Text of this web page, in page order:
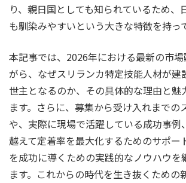
り、親日国としても知られているため、
も馴染みやすいという大きな特徴を持っ
本記事では、2026年における最新の市
がら、なぜスリランカ特定技能人材が建
世主となるのか、その具体的な理由と魅
ます。さらに、募集から受け入れまでの
や、実際に現場で活躍している成功事例
越えて定着率を最大化するためのサポー
を成功に導くための実践的なノウハウを
ます。これからの時代を生き抜くための